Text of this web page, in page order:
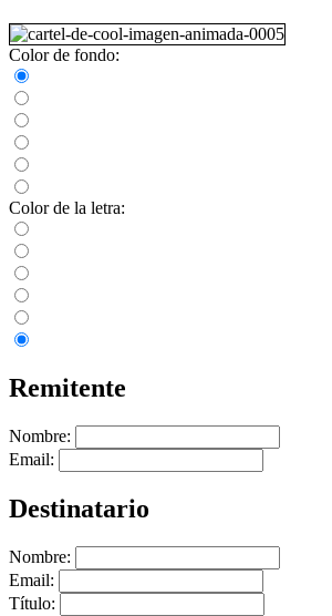
Color de fondo:
Color de la letra:
Remitente
Nombre:
Email:
Destinatario
Nombre:
Email:
Título: